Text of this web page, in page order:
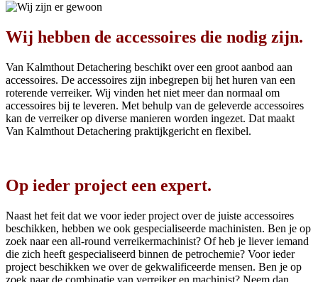
Wij hebben de accessoires die nodig zijn.
Van Kalmthout Detachering beschikt over een groot aanbod aan
accessoires. De accessoires zijn inbegrepen bij het huren van een
roterende verreiker. Wij vinden het niet meer dan normaal om
accessoires bij te leveren. Met behulp van de geleverde accessoires
kan de verreiker op diverse manieren worden ingezet. Dat maakt
Van Kalmthout Detachering praktijkgericht en flexibel.
Op ieder project een expert.
Naast het feit dat we voor ieder project over de juiste accessoires
beschikken, hebben we ook gespecialiseerde machinisten. Ben je op
zoek naar een all-round verreikermachinist? Of heb je liever iemand
die zich heeft gespecialiseerd binnen de petrochemie? Voor ieder
project beschikken we over de gekwalificeerde mensen. Ben je op
zoek naar de combinatie van verreiker en machinist? Neem dan